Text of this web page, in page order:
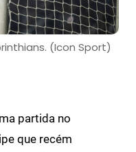
(Icon Sport)
partida no
que recém